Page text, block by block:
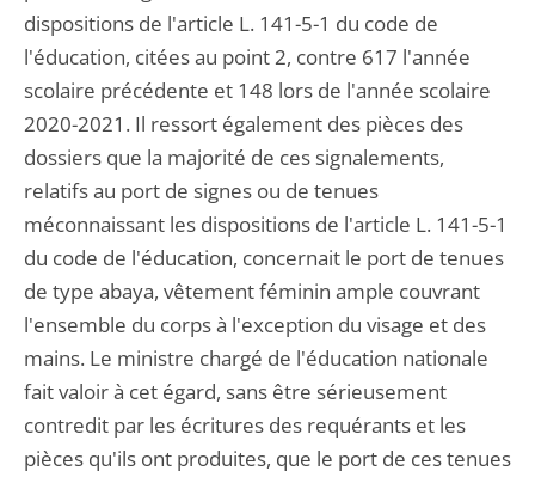
dispositions de l'article L. 141-5-1 du code de
l'éducation, citées au point 2, contre 617 l'année
scolaire précédente et 148 lors de l'année scolaire
2020-2021. Il ressort également des pièces des
dossiers que la majorité de ces signalements,
relatifs au port de signes ou de tenues
méconnaissant les dispositions de l'article L. 141-5-1
du code de l'éducation, concernait le port de tenues
de type abaya, vêtement féminin ample couvrant
l'ensemble du corps à l'exception du visage et des
mains. Le ministre chargé de l'éducation nationale
fait valoir à cet égard, sans être sérieusement
contredit par les écritures des requérants et les
pièces qu'ils ont produites, que le port de ces tenues